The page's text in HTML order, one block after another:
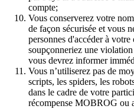
compte;
Vous conserverez votre
de façon sécurisée et vous
personnes d'accéder à
soupçonneriez une
vous devrez informer
Vous n’utiliserez pas de
scripts, les spiders, les
dans le cadre de votre
récompense MOBROG ou